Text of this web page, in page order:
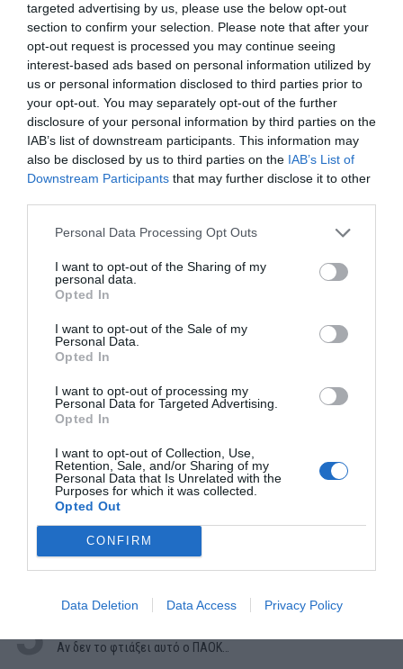
targeted advertising by us, please use the below opt-out
section to confirm your selection. Please note that after your
opt-out request is processed you may continue seeing
interest-based ads based on personal information utilized by
us or personal information disclosed to third parties prior to
your opt-out. You may separately opt-out of the further
disclosure of your personal information by third parties on the
IAB’s list of downstream participants. This information may
also be disclosed by us to third parties on the IAB’s List of
Downstream Participants that may further disclose it to other
Personal Data Processing Opt Outs
I want to opt-out of the Sharing of my
personal data.
Opted In
I want to opt-out of the Sale of my
Personal Data.
Opted In
I want to opt-out of processing my
Personal Data for Targeted Advertising.
Opted In
I want to opt-out of Collection, Use,
Retention, Sale, and/or Sharing of my
Personal Data that Is Unrelated with the
Purposes for which it was collected.
Opted Out
CONFIRM
Data Deletion Data Access Privacy Policy
ΔΗΜΟΦΙΛΕΣΤΕΡΑ ΗΜΕΡΑΣ
ΜΠΑΛΑ
Η αλήθεια για τον Ετιέν Καμαρά
2 Βρες πού βρίσκονται 10 παραλίες:Αν κάνεις 10/10 σε
3 Αν δεν το φτιάξει αυτό ο ΠΑΟΚ…